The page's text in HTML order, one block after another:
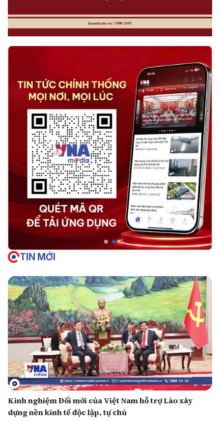
TIN MỚI
Kinh nghiệm Đổi mới của Việt Nam hỗ trợ Lào xây
dựng nền kinh tế độc lập, tự chủ